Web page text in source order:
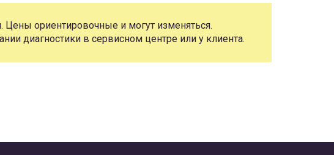
ориентировочные и могут изменяться.
диагностики в сервисном центре или у клиента.